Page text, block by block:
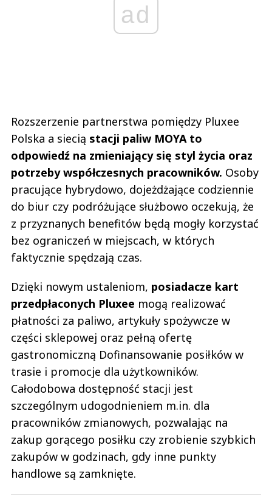
ad
Rozszerzenie partnerstwa pomiędzy Pluxee
Polska a siecią stacji paliw MOYA to
odpowiedź na zmieniający się styl życia oraz
potrzeby współczesnych pracowników. Osoby
pracujące hybrydowo, dojeżdżające codziennie
do biur czy podróżujące służbowo oczekują, że
z przyznanych benefitów będą mogły korzystać
bez ograniczeń w miejscach, w których
faktycznie spędzają czas.
Dzięki nowym ustaleniom, posiadacze kart
przedpłaconych Pluxee mogą realizować
płatności za paliwo, artykuły spożywcze w
części sklepowej oraz pełną ofertę
gastronomiczną Dofinansowanie posiłków w
trasie i promocje dla użytkowników.
Całodobowa dostępność stacji jest
szczególnym udogodnieniem m.in. dla
pracowników zmianowych, pozwalając na
zakup gorącego posiłku czy zrobienie szybkich
zakupów w godzinach, gdy inne punkty
handlowe są zamknięte.